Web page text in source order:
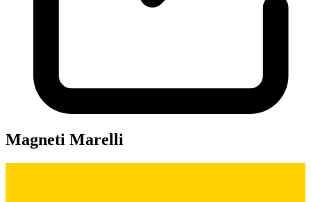
Magneti Marelli